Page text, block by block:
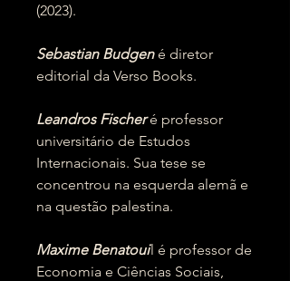
(2023).
Sebastian Budgené diretor
editorial da Verso Books.
Leandros Fischeré professor
universitário de Estudos
Internacionais. Sua tese se
concentrou na esquerda alemã e
na questão palestina.
Maxime Benatouil é professor de
Economia e Ciências Sociais,